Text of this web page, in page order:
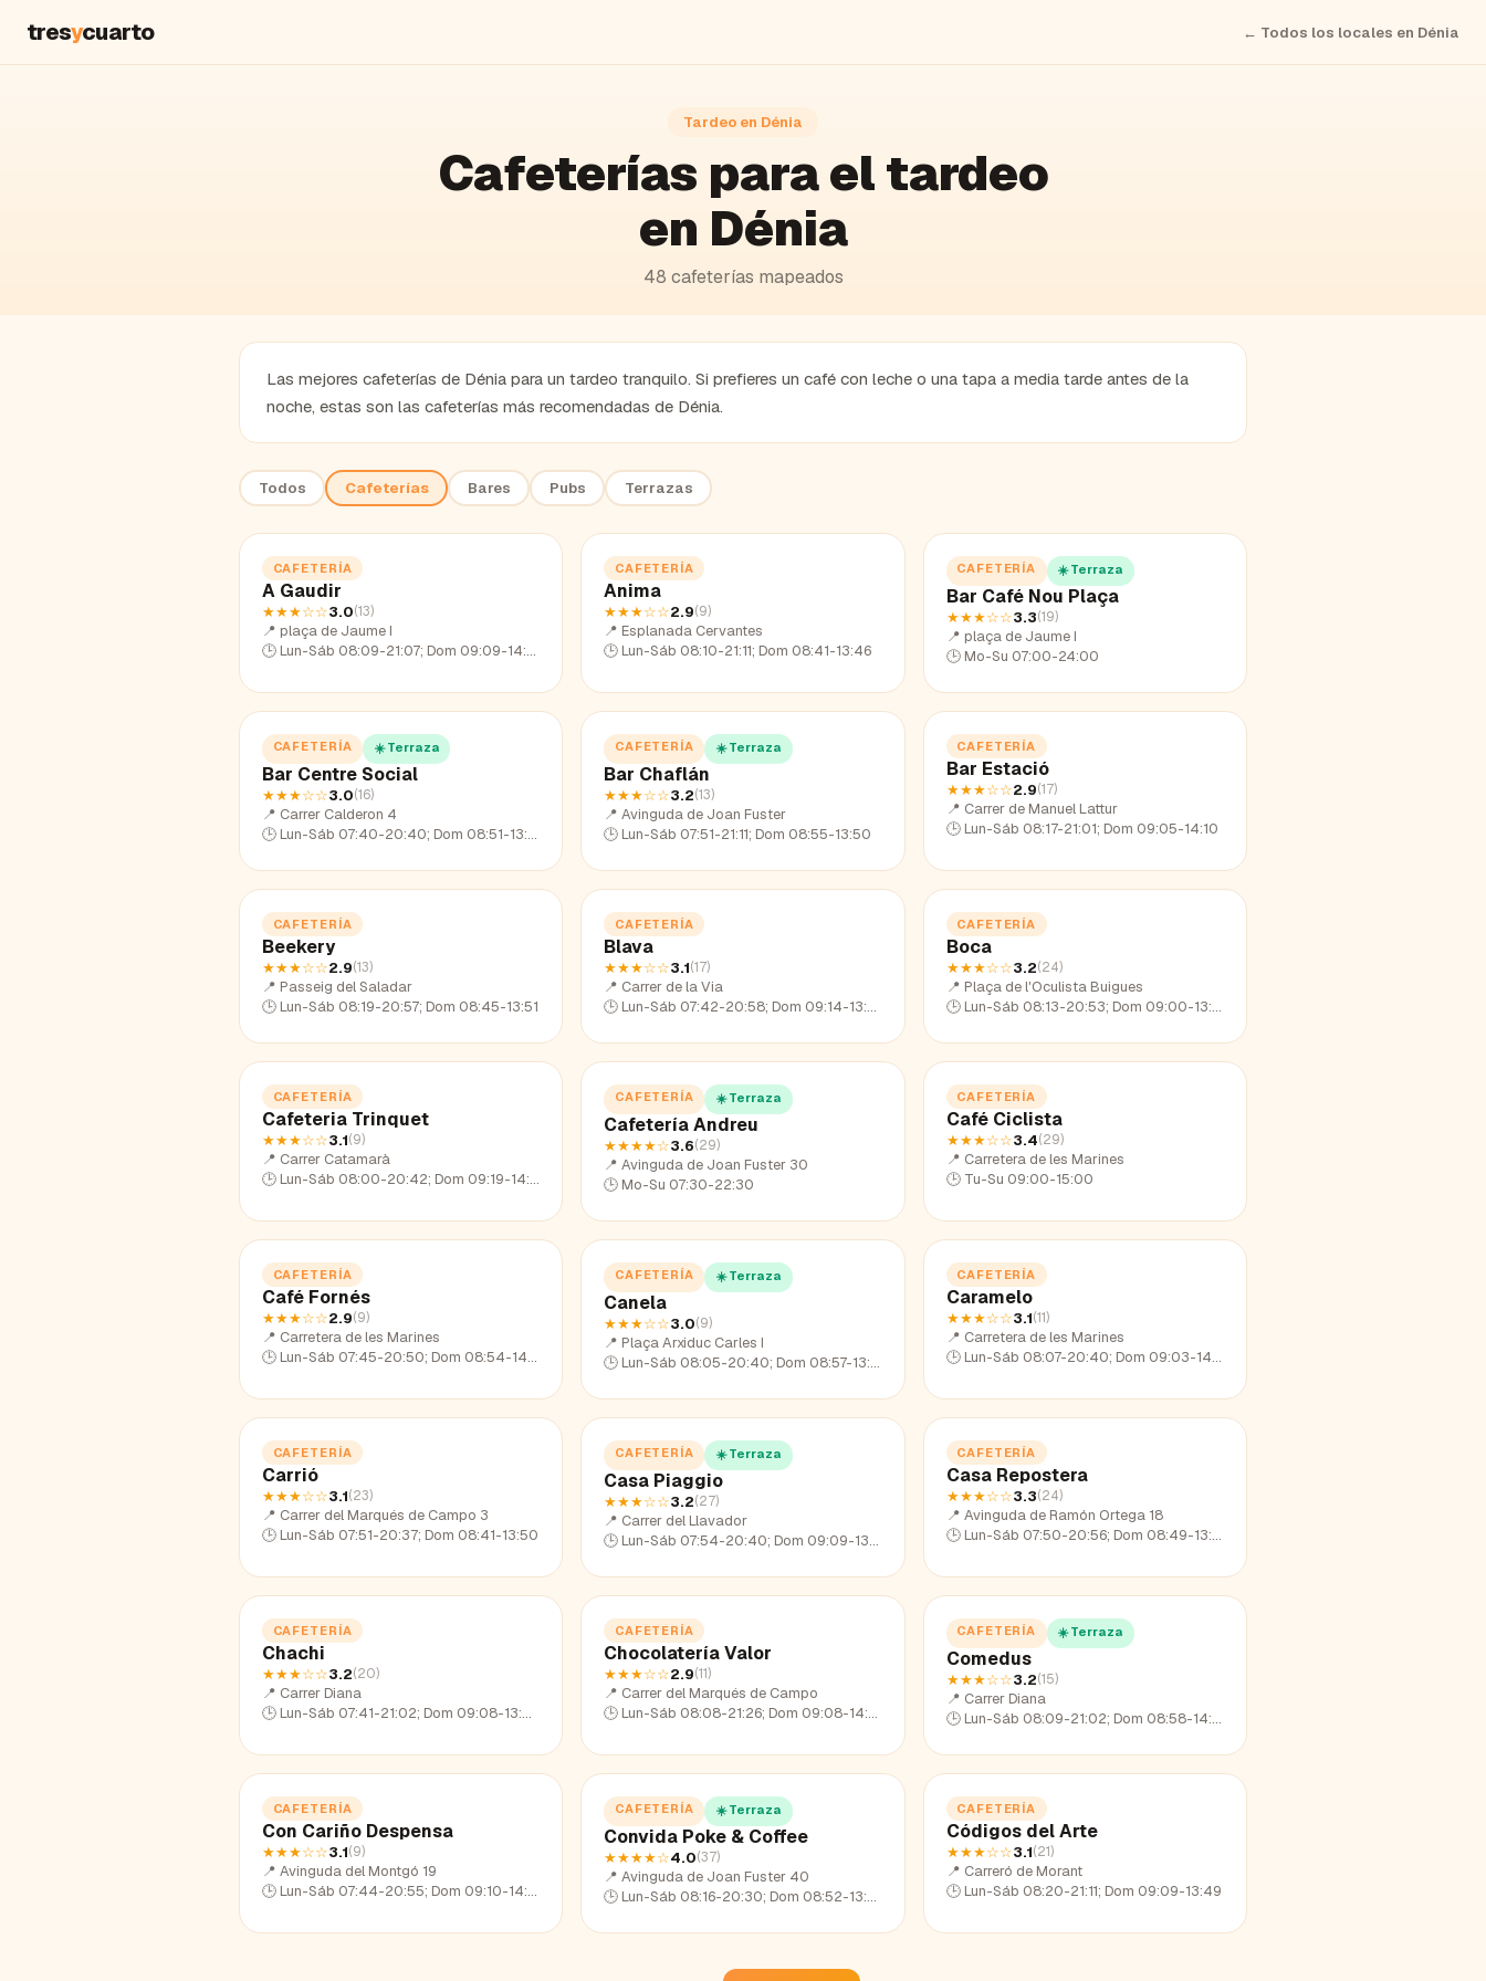
tresycuarto ← Todos los locales en Dénia
Tardeo en Dénia
Cafeterías para el tardeo
en Dénia
48 cafeterías mapeados
Las mejores cafeterías de Dénia para un tardeo tranquilo. Si prefieres un café con leche o una tapa a media tarde antes de la
noche, estas son las cafeterías más recomendadas de Dénia.
Todos Cafeterías Bares Pubs Terrazas
CAFETERÍA
A Gaudir
★★★☆☆3.0(13)
📍 plaça de Jaume I
🕒 Lun-Sáb 08:09-21:07; Dom 09:09-14:01
CAFETERÍA
Anima
★★★☆☆2.9(9)
📍 Esplanada Cervantes
🕒 Lun-Sáb 08:10-21:11; Dom 08:41-13:46
CAFETERÍA ☀️ Terraza
Bar Café Nou Plaça
★★★☆☆3.3(19)
📍 plaça de Jaume I
🕒 Mo-Su 07:00-24:00
CAFETERÍA ☀️ Terraza
Bar Centre Social
★★★☆☆3.0(16)
📍 Carrer Calderon 4
🕒 Lun-Sáb 07:40-20:40; Dom 08:51-13:53
CAFETERÍA ☀️ Terraza
Bar Chaflán
★★★☆☆3.2(13)
📍Avinguda de Joan Fuster
🕒 Lun-Sáb 07:51-21:11; Dom 08:55-13:50
CAFETERÍA
Bar Estació
★★★☆☆2.9(17)
📍 Carrer de Manuel Lattur
🕒 Lun-Sáb 08:17-21:01; Dom 09:05-14:10
CAFETERÍA
Beekery
★★★☆☆2.9(13)
📍 Passeig del Saladar
🕒 Lun-Sáb 08:19-20:57; Dom 08:45-13:51
CAFETERÍA
Blava
★★★☆☆3.1(17)
📍 Carrer de la Via
🕒 Lun-Sáb 07:42-20:58; Dom 09:14-13:42
CAFETERÍA
Boca
★★★☆☆3.2(24)
📍 Plaça de l'Oculista Buigues
🕒 Lun-Sáb 08:13-20:53; Dom 09:00-13:45
CAFETERÍA
Cafeteria Trinquet
★★★☆☆3.1(9)
📍 Carrer Catamarà
🕒 Lun-Sáb 08:00-20:42; Dom 09:19-14:20
CAFETERÍA ☀️ Terraza
Cafetería Andreu
★★★★☆3.6(29)
📍Avinguda de Joan Fuster 30
🕒 Mo-Su 07:30-22:30
CAFETERÍA
Café Ciclista
★★★☆☆3.4(29)
📍 Carretera de les Marines
🕒 Tu-Su 09:00-15:00
CAFETERÍA
Café Fornés
★★★☆☆2.9(9)
📍 Carretera de les Marines
🕒 Lun-Sáb 07:45-20:50; Dom 08:54-14:09
CAFETERÍA ☀️ Terraza
Canela
★★★☆☆3.0(9)
📍 Plaça Arxiduc Carles I
🕒 Lun-Sáb 08:05-20:40; Dom 08:57-13:49
CAFETERÍA
Caramelo
★★★☆☆3.1(11)
📍 Carretera de les Marines
🕒 Lun-Sáb 08:07-20:40; Dom 09:03-14:11
CAFETERÍA
Carrió
★★★☆☆3.1(23)
📍 Carrer del Marqués de Campo 3
🕒 Lun-Sáb 07:51-20:37; Dom 08:41-13:50
CAFETERÍA ☀️ Terraza
Casa Piaggio
★★★☆☆3.2(27)
📍 Carrer del Llavador
🕒 Lun-Sáb 07:54-20:40; Dom 09:09-13:45
CAFETERÍA
Casa Repostera
★★★☆☆3.3(24)
📍 Avinguda de Ramón Ortega 18
🕒 Lun-Sáb 07:50-20:56; Dom 08:49-13:56
CAFETERÍA
Chachi
★★★☆☆3.2(20)
📍 Carrer Diana
🕒 Lun-Sáb 07:41-21:02; Dom 09:08-13:48
CAFETERÍA
Chocolatería Valor
★★★☆☆2.9(11)
📍 Carrer del Marqués de Campo
🕒 Lun-Sáb 08:08-21:26; Dom 09:08-14:02
CAFETERÍA ☀️ Terraza
Comedus
★★★☆☆3.2(15)
📍 Carrer Diana
🕒 Lun-Sáb 08:09-21:02; Dom 08:58-14:01
CAFETERÍA
Con Cariño Despensa
★★★☆☆3.1(9)
📍 Avinguda del Montgó 19
🕒 Lun-Sáb 07:44-20:55; Dom 09:10-14:17
CAFETERÍA ☀️ Terraza
Convida Poke & Coffee
★★★★☆4.0(37)
📍Avinguda de Joan Fuster 40
🕒 Lun-Sáb 08:16-20:30; Dom 08:52-13:50
CAFETERÍA
Códigos del Arte
★★★☆☆3.1(21)
📍 Carreró de Morant
🕒 Lun-Sáb 08:20-21:11; Dom 09:09-13:49